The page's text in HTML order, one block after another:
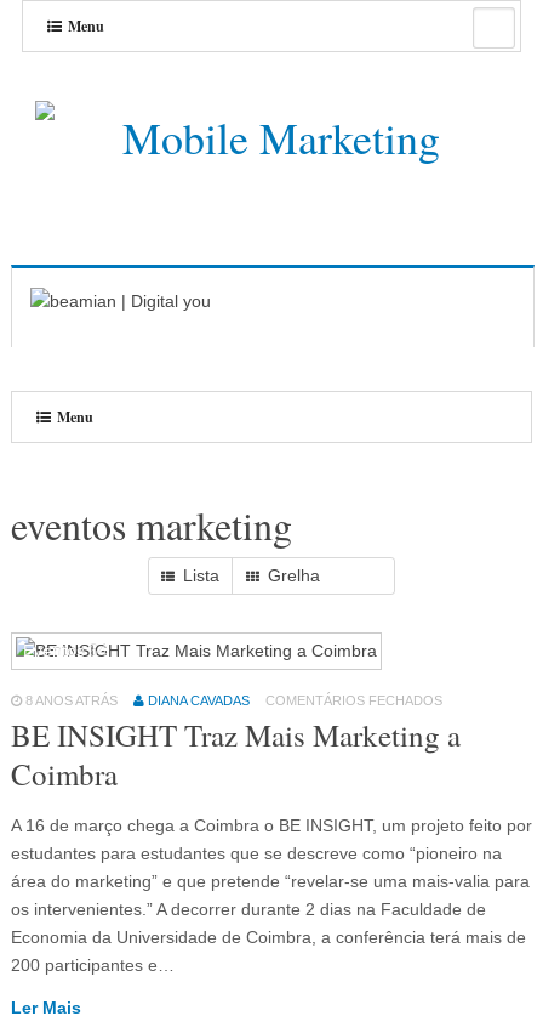
Menu
Menu
eventos marketing
Lista Grelha
Eventos64
8 ANOS ATRÁS DIANA CAVADAS COMENTÁRIOS FECHADOS
BE INSIGHT Traz Mais Marketing a
Coimbra
A 16 de março chega a Coimbra o BE INSIGHT, um projeto feito por
estudantes para estudantes que se descreve como “pioneiro na
área do marketing” e que pretende “revelar-se uma mais-valia para
os intervenientes.” A decorrer durante 2 dias na Faculdade de
Economia da Universidade de Coimbra, a conferência terá mais de
200 participantes e…
Ler Mais